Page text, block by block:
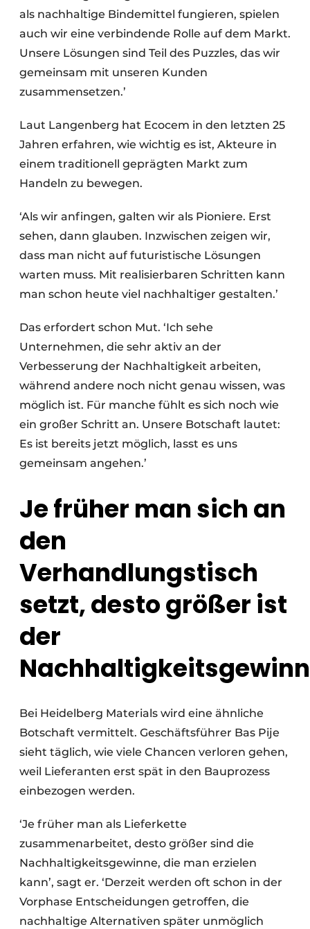
als nachhaltige Bindemittel fungieren, spielen
auch wir eine verbindende Rolle auf dem Markt.
Unsere Lösungen sind Teil des Puzzles, das wir
gemeinsam mit unseren Kunden
zusammensetzen.’
Laut Langenberg hat Ecocem in den letzten 25
Jahren erfahren, wie wichtig es ist, Akteure in
einem traditionell geprägten Markt zum
Handeln zu bewegen.
‘Als wir anfingen, galten wir als Pioniere. Erst
sehen, dann glauben. Inzwischen zeigen wir,
dass man nicht auf futuristische Lösungen
warten muss. Mit realisierbaren Schritten kann
man schon heute viel nachhaltiger gestalten.’
Das erfordert schon Mut. ‘Ich sehe
Unternehmen, die sehr aktiv an der
Verbesserung der Nachhaltigkeit arbeiten,
während andere noch nicht genau wissen, was
möglich ist. Für manche fühlt es sich noch wie
ein großer Schritt an. Unsere Botschaft lautet:
Es ist bereits jetzt möglich, lasst es uns
gemeinsam angehen.’
Je früher man sich an
den
Verhandlungstisch
setzt, desto größer ist
der
Nachhaltigkeitsgewinn
Bei Heidelberg Materials wird eine ähnliche
Botschaft vermittelt. Geschäftsführer Bas Pije
sieht täglich, wie viele Chancen verloren gehen,
weil Lieferanten erst spät in den Bauprozess
einbezogen werden.
‘Je früher man als Lieferkette
zusammenarbeitet, desto größer sind die
Nachhaltigkeitsgewinne, die man erzielen
kann’, sagt er. ‘Derzeit werden oft schon in der
Vorphase Entscheidungen getroffen, die
nachhaltige Alternativen später unmöglich